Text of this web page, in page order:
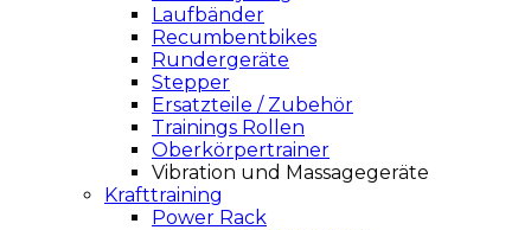
Laufbänder
Recumbentbikes
Rundergeräte
Stepper
Ersatzteile / Zubehör
Trainings Rollen
Oberkörpertrainer
Vibration und Massagegeräte
Krafttraining
Power Rack